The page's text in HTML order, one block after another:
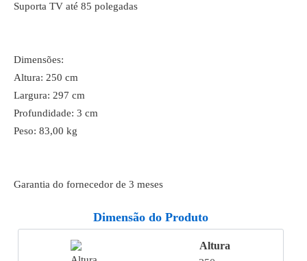
Suporta TV até 85 polegadas
Dimensões:
Altura: 250 cm
Largura: 297 cm
Profundidade: 3 cm
Peso: 83,00 kg
Garantia do fornecedor de 3 meses
Dimensão do Produto
Altura